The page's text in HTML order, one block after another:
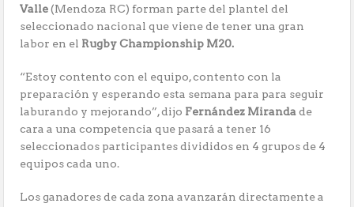
Valle(Mendoza RC) forman parte del plantel del
seleccionado nacional que viene de tener una gran
labor en el Rugby Championship M20.
“Estoy contento con el equipo, contento con la
preparación y esperando esta semana para para seguir
laburando y mejorando”, dijo Fernández Mirandade
cara a una competencia que pasará a tener 16
seleccionados participantes divididos en 4 grupos de 4
equipos cada uno.
Los ganadores de cada zona avanzarán directamente a